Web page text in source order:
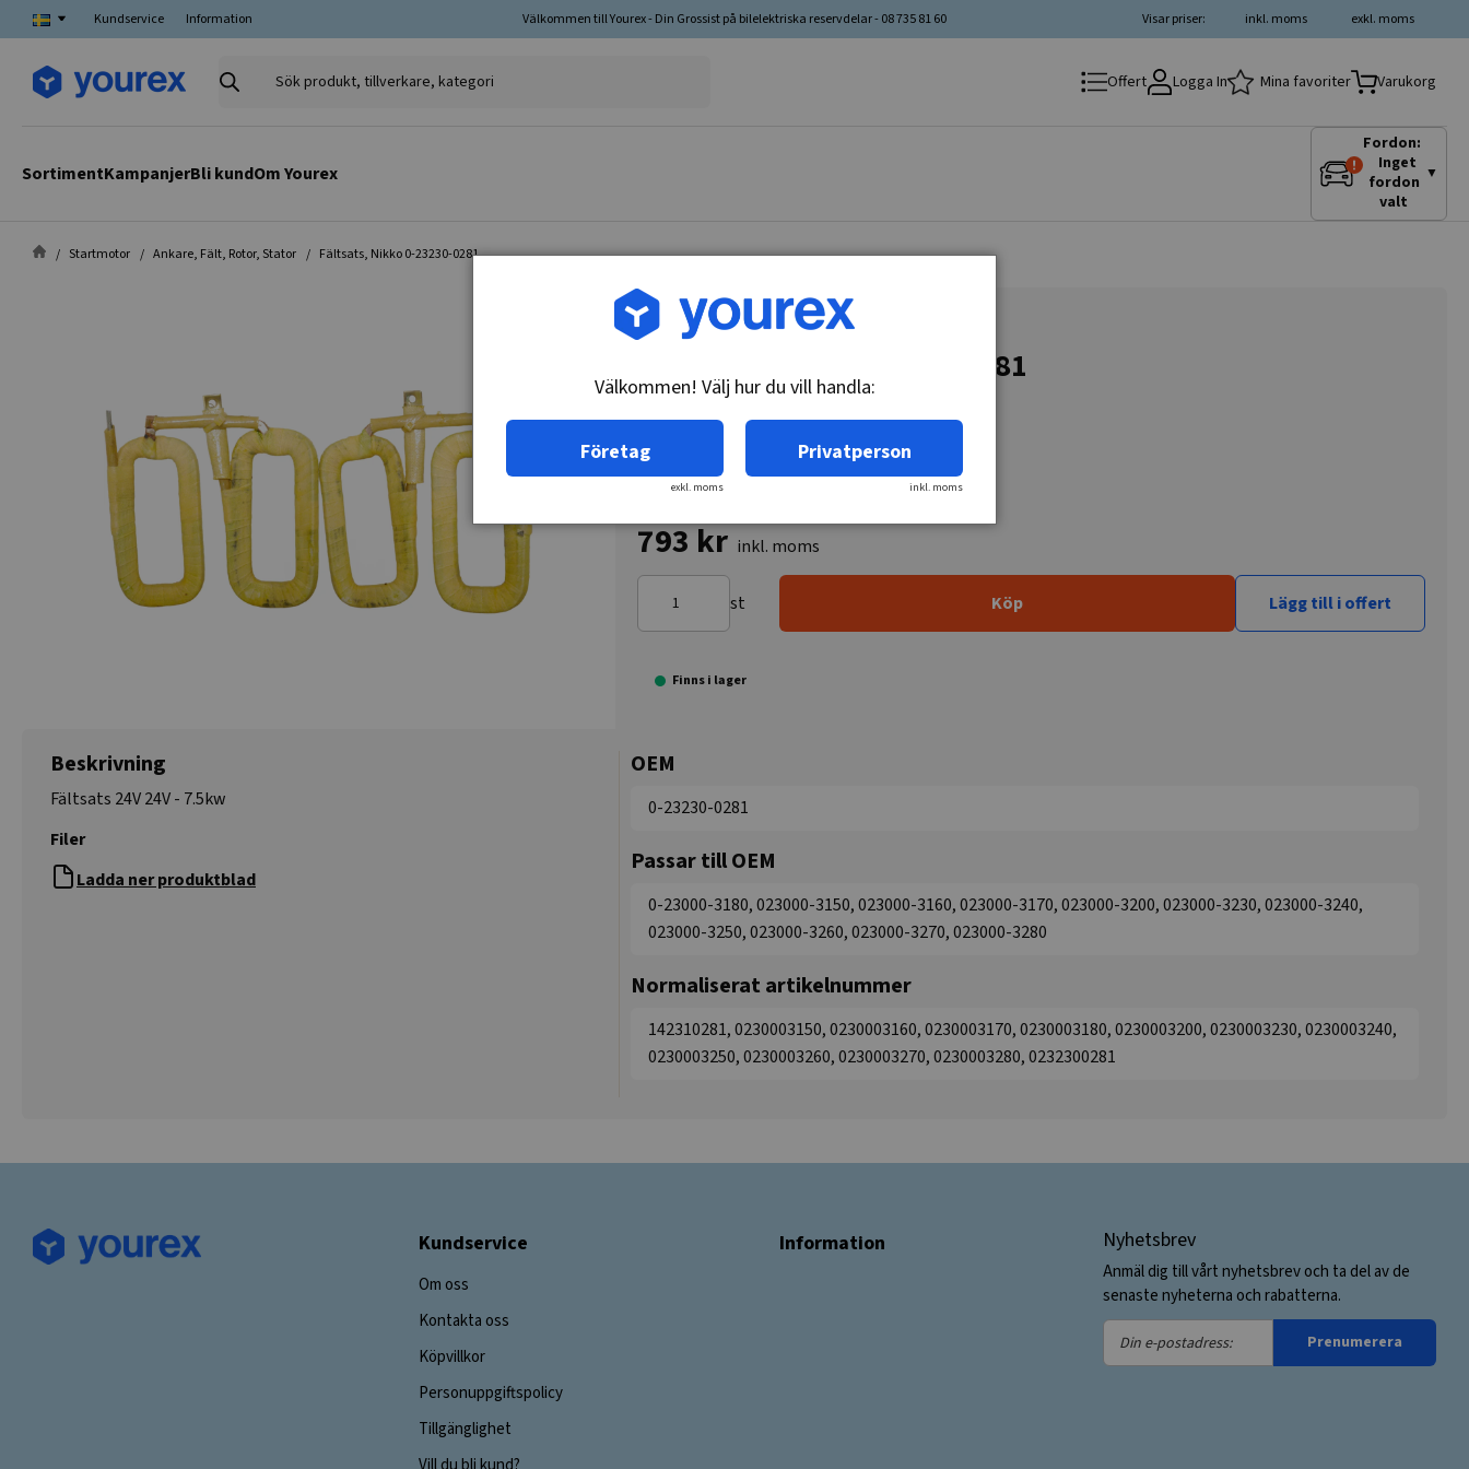
Kundservice Information Välkommen till Yourex - Din Grossist på bilelektriska reservdelar - 08 735 81 60 exkl. moms
inkl. moms
Visar priser:
Sök
Offert Logga In Mina favoriter Varukorg
SortimentKampanjerBli kundOm Yourex
Fordon:
Inget
fordon
valt
▼
Startmotor Ankare, Fält, Rotor, Stator Fältsats, Nikko 0-23230-0281
Artikelnr: 14-231-0281
Fältsats, Nikko 0-23230-0281
793 kr inkl. moms
st Köp Lägg till i offert
Finns i lager
Beskrivning
Fältsats 24V 24V - 7.5kw
Filer
Ladda ner produktblad
OEM
0-23230-0281
Passar till OEM
0-23000-3180, 023000-3150, 023000-3160, 023000-3170, 023000-3200, 023000-3230, 023000-3240,
023000-3250, 023000-3260, 023000-3270, 023000-3280
Normaliserat artikelnummer
142310281, 0230003150, 0230003160, 0230003170, 0230003180, 0230003200, 0230003230, 0230003240,
0230003250, 0230003260, 0230003270, 0230003280, 0232300281
Kundservice
Om oss
Kontakta oss
Köpvillkor
Personuppgiftspolicy
Tillgänglighet
Information Nyhetsbrev
Anmäl dig till vårt nyhetsbrev och ta del av de
senaste nyheterna och rabatterna.
Din
e-
Prenumerera
Välkommen! Välj hur du vill handla:
Företag
exkl. moms
Privatperson
inkl. moms